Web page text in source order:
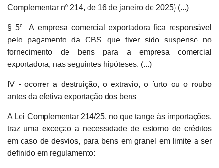
Complementar nº 214, de 16 de janeiro de 2025) (...)
§ 5º A empresa comercial exportadora fica responsável
pelo pagamento da CBS que tiver sido suspenso no
fornecimento de bens para a empresa comercial
exportadora, nas seguintes hipóteses: (...)
IV - ocorrer a destruição, o extravio, o furto ou o roubo
antes da efetiva exportação dos bens
A Lei Complementar 214/25, no que tange às importações,
traz uma exceção a necessidade de estorno de créditos
em caso de desvios, para bens em granel em limite a ser
definido em regulamento: